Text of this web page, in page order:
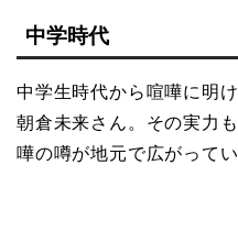
中学時代
中学生時代から喧嘩に明
朝倉未来さん。その実力
嘩の噂が地元で広がってい